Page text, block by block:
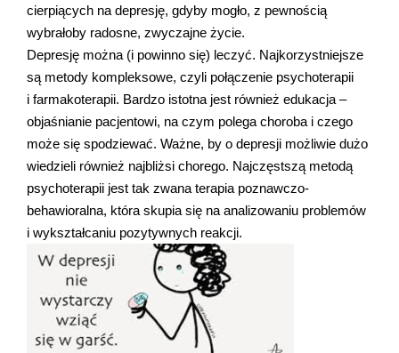
cierpiących na depresję, gdyby mogło, z pewnością
wybrałoby radosne, zwyczajne życie.
Depresję można (i powinno się) leczyć. Najkorzystniejsze
są metody kompleksowe, czyli połączenie psychoterapii
i farmakoterapii. Bardzo istotna jest również edukacja –
objaśnianie pacjentowi, na czym polega choroba i czego
może się spodziewać. Ważne, by o depresji możliwie dużo
wiedzieli również najbliżsi chorego. Najczęstszą metodą
psychoterapii jest tak zwana terapia poznawczo-
behawioralna, która skupia się na analizowaniu problemów
i wykształcaniu pozytywnych reakcji.